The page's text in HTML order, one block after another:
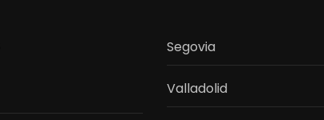
Segovia
Valladolid